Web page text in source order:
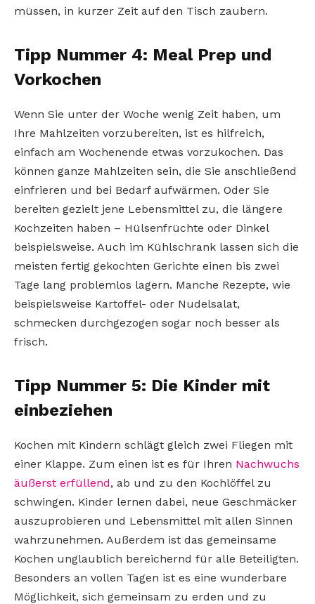
müssen, in kurzer Zeit auf den Tisch zaubern.
Tipp Nummer 4: Meal Prep und
Vorkochen
Wenn Sie unter der Woche wenig Zeit haben, um
Ihre Mahlzeiten vorzubereiten, ist es hilfreich,
einfach am Wochenende etwas vorzukochen. Das
können ganze Mahlzeiten sein, die Sie anschließend
einfrieren und bei Bedarf aufwärmen. Oder Sie
bereiten gezielt jene Lebensmittel zu, die längere
Kochzeiten haben – Hülsenfrüchte oder Dinkel
beispielsweise. Auch im Kühlschrank lassen sich die
meisten fertig gekochten Gerichte einen bis zwei
Tage lang problemlos lagern. Manche Rezepte, wie
beispielsweise Kartoffel- oder Nudelsalat,
schmecken durchgezogen sogar noch besser als
frisch.
Tipp Nummer 5: Die Kinder mit
einbeziehen
Kochen mit Kindern schlägt gleich zwei Fliegen mit
einer Klappe. Zum einen ist es für Ihren Nachwuchs
äußerst erfüllend, ab und zu den Kochlöffel zu
schwingen. Kinder lernen dabei, neue Geschmäcker
auszuprobieren und Lebensmittel mit allen Sinnen
wahrzunehmen. Außerdem ist das gemeinsame
Kochen unglaublich bereichernd für alle Beteiligten.
Besonders an vollen Tagen ist es eine wunderbare
Möglichkeit, sich gemeinsam zu erden und zu